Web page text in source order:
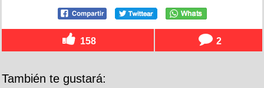
158 2
También te gustará: